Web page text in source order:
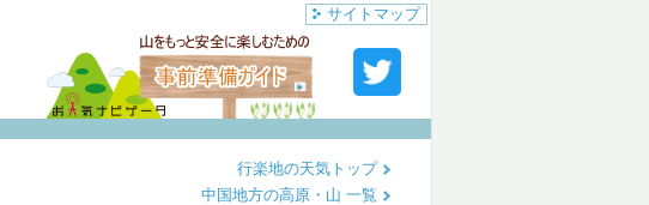
サイトマップ
行楽地の天気トップ
中国地方の高原・山 一覧